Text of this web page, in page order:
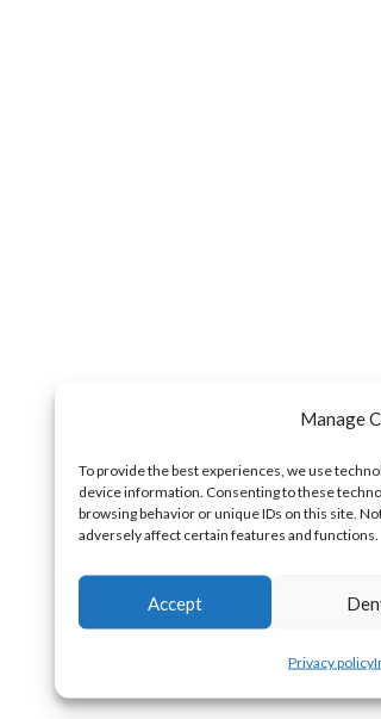
Manage
To provide the best experiences, we use
device information. Consenting to these
browsing behavior or unique IDs on this site.
adversely affect certain features and functions.
Accept
Privacy policy